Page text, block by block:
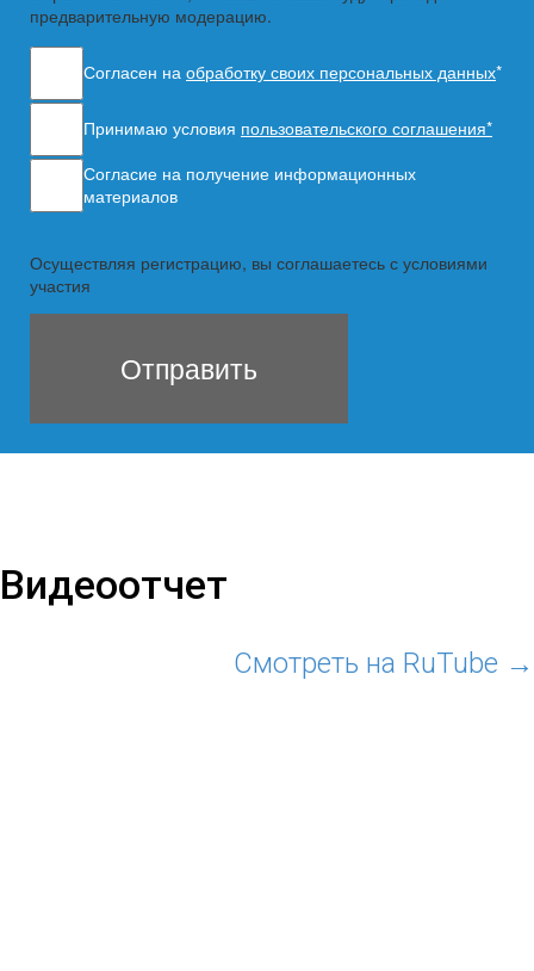
предварительную модерацию.
Согласен на обработку своих персональных данных*
Принимаю условия пользовательского соглашения*
Согласие на получение информационных
материалов
Осуществляя регистрацию, вы соглашаетесь с условиями
участия
Видеоотчет
Смотреть на RuTube →